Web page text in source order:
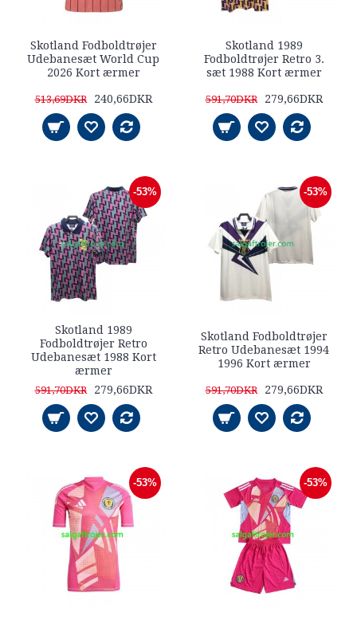
Skotland Fodboldtrøjer
Udebanesæt World Cup
2026 Kort ærmer
513,69DKR 240,66DKR
Skotland 1989
Fodboldtrøjer Retro 3.
sæt 1988 Kort ærmer
591,70DKR 279,66DKR
-53%
Skotland 1989
Fodboldtrøjer Retro
Udebanesæt 1988 Kort
ærmer
591,70DKR 279,66DKR
-53%
Skotland Fodboldtrøjer
Retro Udebanesæt 1994
1996 Kort ærmer
591,70DKR 279,66DKR
-53% -53%